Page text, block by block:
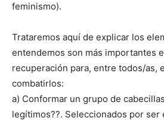
feminismo).
Trataremos aquí de explicar los
entendemos son más importantes
recuperación para, entre todos/as,
combatirlos:
a) Conformar un grupo de
legítimos??. Seleccionados por ser